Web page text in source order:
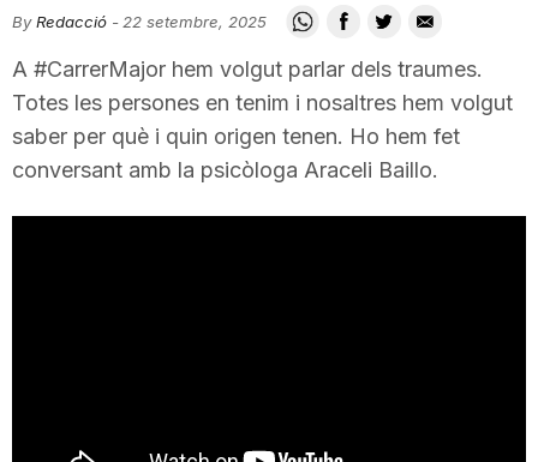
C
i
u
By Redacció - 22 setembre, 2025
A #CarrerMajor hem volgut parlar dels traumes.
Totes les persones en tenim i nosaltres hem volgut
saber per què i quin origen tenen. Ho hem fet
conversant amb la psicòloga Araceli Baillo.